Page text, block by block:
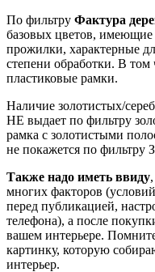
По фильтру Фактура
базовых цветов,
прожилки, характерные
степени обработки. В том
пластиковые рамки.
Наличие золотистых/
НЕ выдает по фильтру
рамка с золотистыми
не покажется по фильтру
Также надо иметь ввиду
многих факторов
перед публикацией,
телефона), а после
вашем интерьере.
картинку, которую
интерьер.